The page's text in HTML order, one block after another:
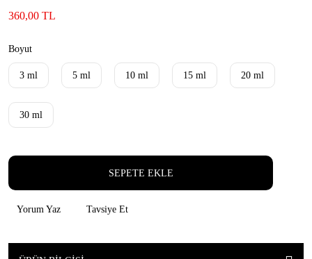
360,00 TL
Boyut
3 ml 5 ml 10 ml 15 ml 20 ml
30 ml
SEPETE EKLE
Yorum Yaz Tavsiye Et